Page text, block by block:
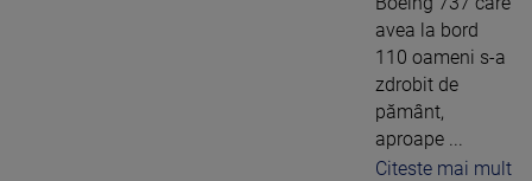
avea la bord
110 oameni s-a
zdrobit de
pământ,
aproape ...
Citeste mai mult